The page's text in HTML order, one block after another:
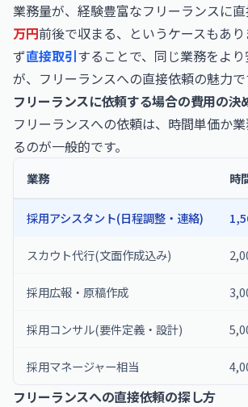
業務量が、経験豊富なフリーランスに
万円前後で収まる、というケースもあ
ず直接取引することで、同じ業務をよ
が、フリーランスへの直接依頼の魅力で
フリーランスに依頼する場合の費用の決
フリーランスへの依頼は、時間単価か
るのが一般的です。
業務 時
採用アシスタント(日程調整・連絡)
スカウト代行(文面作成込み)
採用広報・原稿作成
採用コンサル(要件定義・設計)
採用マネージャー相当
フリーランスへの直接依頼の探し方